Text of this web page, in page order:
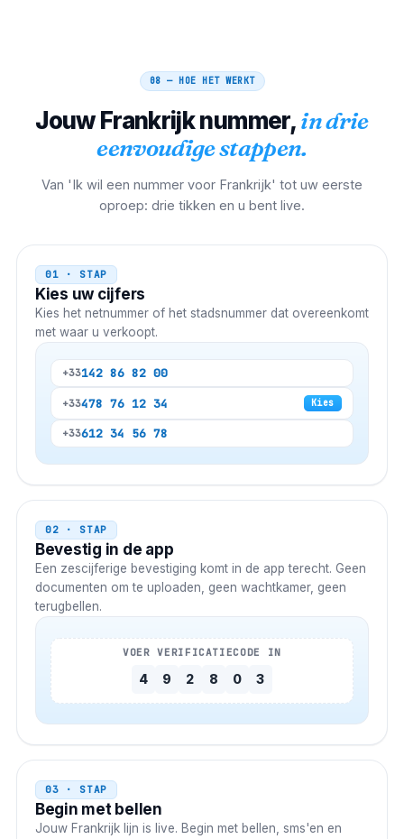
08 — HOE HET WERKT
JouwFrankrijknummer,in drie
eenvoudige stappen.
Van 'Ik wil een nummer voor Frankrijk' tot uw eerste
oproep: drie tikken en u bent live.
01 · STAP
Kies uw cijfers
Kies het netnummer of het stadsnummer dat overeenkomt
met waar u verkoopt.
+33142 86 82 00
+33478 76 12 34 Kies
+33612 34 56 78
02 · STAP
Bevestig in de app
Een zescijferige bevestiging komt in de app terecht. Geen
documenten om te uploaden, geen wachtkamer, geen
terugbellen.
VOER VERIFICATIECODE IN
4 9 2 8 0 3
03 · STAP
Begin met bellen
Jouw Frankrijk lijn is live. Begin met bellen, sms'en en